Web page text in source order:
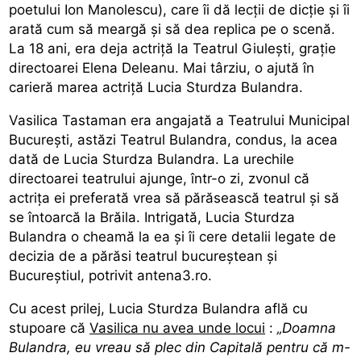
poetului Ion Manolescu), care îi dă lecţii de dicţie şi îi
arată cum să meargă şi să dea replica pe o scenă.
La 18 ani, era deja actriţă la Teatrul Giuleşti, graţie
directoarei Elena Deleanu. Mai târziu, o ajută în
carieră marea actriţă Lucia Sturdza Bulandra.
Vasilica Tastaman era angajată a Teatrului Municipal
București, astăzi Teatrul Bulandra, condus, la acea
dată de Lucia Sturdza Bulandra. La urechile
directoarei teatrului ajunge, într-o zi, zvonul că
actrița ei preferată vrea să părăsească teatrul și să
se întoarcă la Brăila. Intrigată, Lucia Sturdza
Bulandra o cheamă la ea și îi cere detalii legate de
decizia de a părăsi teatrul bucureștean și
Bucureștiul, potrivit antena3.ro.
Cu acest prilej, Lucia Sturdza Bulandra află cu
stupoare căVasilica nu avea unde locui :„Doamna
Bulandra, eu vreau să plec din Capitală pentru că m-